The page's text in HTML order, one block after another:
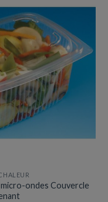
ondes Couvercle